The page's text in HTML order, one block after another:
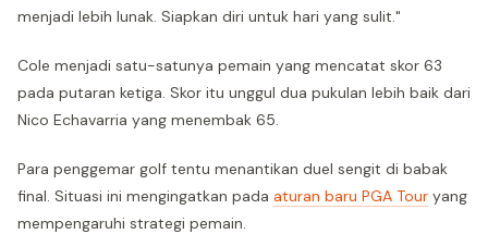
menjadi lebih lunak. Siapkan diri untuk hari yang sulit."
Cole menjadi satu-satunya pemain yang mencatat skor 63
pada putaran ketiga. Skor itu unggul dua pukulan lebih baik dari
Nico Echavarria yang menembak 65.
Para penggemar golf tentu menantikan duel sengit di babak
final. Situasi ini mengingatkan pada aturan baru PGA Tour yang
mempengaruhi strategi pemain.